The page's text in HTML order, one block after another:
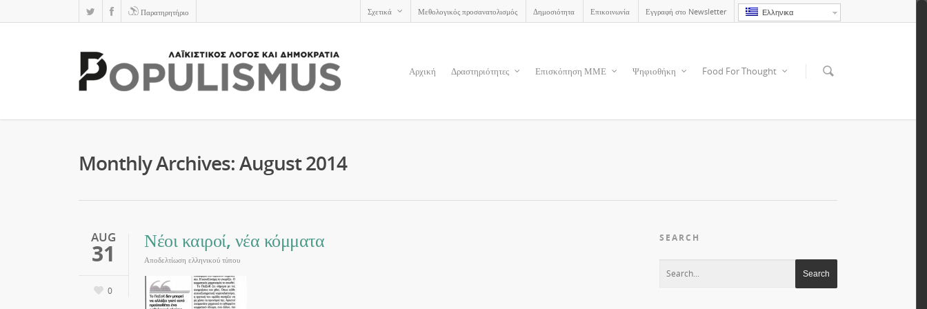
Παρατηρητήριο Ελληνικα
Σχετικά Μεθολογικός προσανατολισμός Δημοσιότητα Επικοινωνία Εγγραφή στο Newsletter
Αρχική Δραστηριότητες Επισκόπηση ΜΜΕ Ψηφιοθήκη Food For Thought
Monthly Archives: August 2014
AUG
31
0
Νέοι καιροί, νέα κόμματα
Αποδελτίωση ελληνικού τύπου
SEARCH